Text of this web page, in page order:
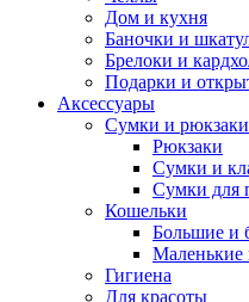
Дом и кухня
Баночки и
Брелоки и
Подарки и
Аксессуары
Сумки и рюкзаки
Рюкзаки
Сумки и
Сумки для
Кошельки
Большие и
Гигиена
Для красоты